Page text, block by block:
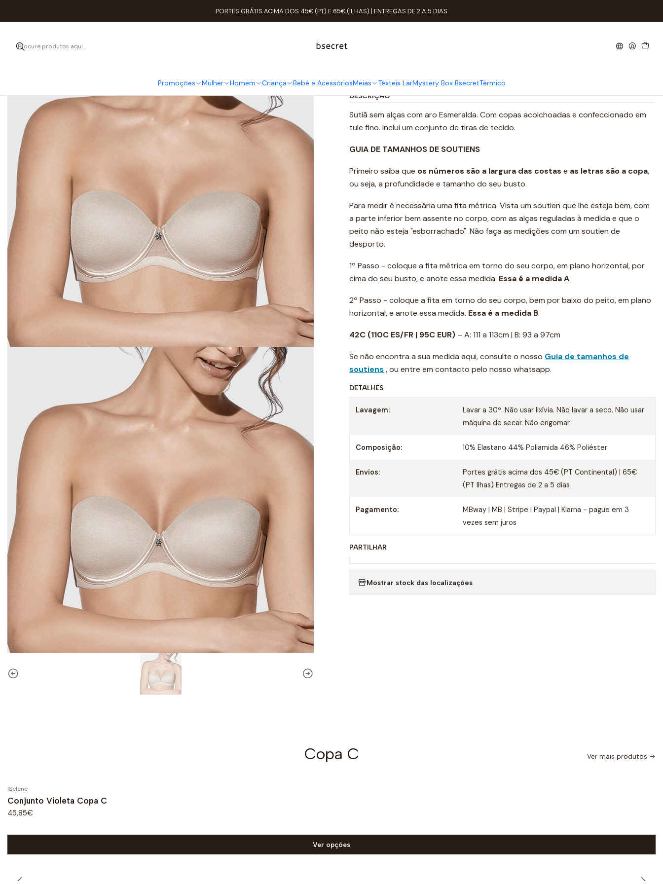
Promoções Mulher Homem Criança Bebé e AcessóriosMeias Têxteis LarMystery Box BsecretTérmico
PORTES GRÁTIS ACIMA DOS 45€ (PT) E 65€ (ILHAS) | ENTREGAS DE 2 A 5 DIAS
Mulher ROUPA ÍNTIMA Soutien Copas Copa C Soutien Cai-cai 42C Terra
Quantidade
DESCRIÇÃO
Sutiã sem alças com aro Esmeralda. Com copas acolchoadas e confeccionado em
tule fino. Inclui um conjunto de tiras de tecido.
GUIA DE TAMANHOS DE SOUTIENS
Primeiro saiba que os números são a largura das costas e as letras são a copa,
ou seja, a profundidade e tamanho do seu busto.
Para medir é necessária uma fita métrica. Vista um soutien que lhe esteja bem, com
a parte inferior bem assente no corpo, com as alças reguladas à medida e que o
peito não esteja "esborrachado". Não faça as medições com um soutien de
desporto.
1º Passo - coloque a fita métrica em torno do seu corpo, em plano horizontal, por
cima do seu busto, e anote essa medida. Essa é a medida A.
2º Passo - coloque a fita em torno do seu corpo, bem por baixo do peito, em plano
horizontal, e anote essa medida. Essa é a medida B.
42C (110C ES/FR | 95C EUR) – A: 111 a 113cm | B: 93 a 97cm
Se não encontra a sua medida aqui, consulte o nosso Guia de tamanhos de
soutiens , ou entre em contacto pelo nosso whatsapp.
DETALHES
Lavagem:
Lavar a 30º. Não usar lixívia. Não lavar a seco. Não usar
máquina de secar. Não engomar
Composição: 10% Elastano 44% Poliamida 46% Poliéster
Envios:
Portes grátis acima dos 45€ (PT Continental) | 65€
(PT Ilhas) Entregas de 2 a 5 dias
Pagamento:
MBway | MB | Stripe | Paypal | Klarna - pague em 3
vezes sem juros
PARTILHAR
|
Mostrar stock das localizações
Copa C Ver mais produtos
|Selene
Conjunto Violeta Copa C
45,85€
Ver opções